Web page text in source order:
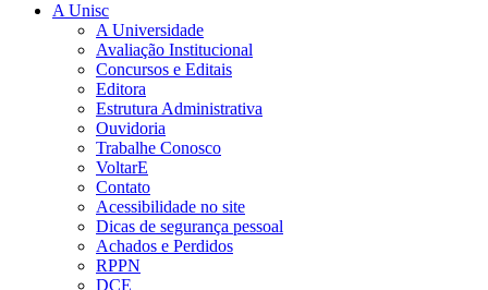
A Unisc
A Universidade
Avaliação Institucional
Concursos e Editais
Editora
Estrutura Administrativa
Ouvidoria
Trabalhe Conosco
VoltarE
Contato
Acessibilidade no site
Dicas de segurança pessoal
Achados e Perdidos
RPPN
DCE